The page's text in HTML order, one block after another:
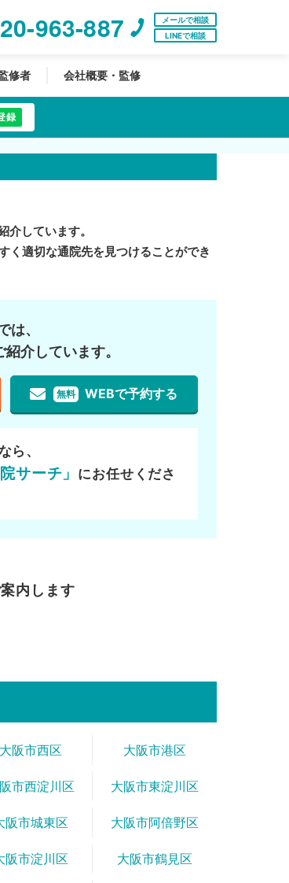
963-887
メールで相談
LINEで相談
修者 会社概要・監修
録
しています。
く適切な通院先を見つけることができ
は、
介しています。
無料 WEBで予約する
ら、
サーチ」 にお任せくださ
内します
大阪市西区 大阪市港区
市西淀川区 大阪市東淀川区
阪市城東区 大阪市阿倍野区
阪市淀川区 大阪市鶴見区